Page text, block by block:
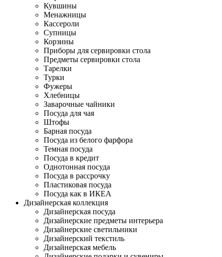
Кувшины
Менажницы
Кассероли
Супницы
Корзины
Приборы для сервировки стола
Предметы сервировки стола
Тарелки
Турки
Фужеры
Хлебницы
Заварочные чайники
Посуда для чая
Штофы
Барная посуда
Посуда из белого фарфора
Темная посуда
Посуда в кредит
Однотонная посуда
Посуда в рассрочку
Пластиковая посуда
Посуда как в ИКЕА
Дизайнерская коллекция
Дизайнерская посуда
Дизайнерские предметы интерьера
Дизайнерские светильники
Дизайнерский текстиль
Дизайнерская мебель